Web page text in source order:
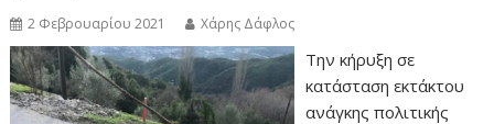
2 Φεβρουαρίου 2021 Χάρης Δάφλος
Την κήρυξη σε
κατάσταση εκτάκτου
ανάγκης πολιτικής